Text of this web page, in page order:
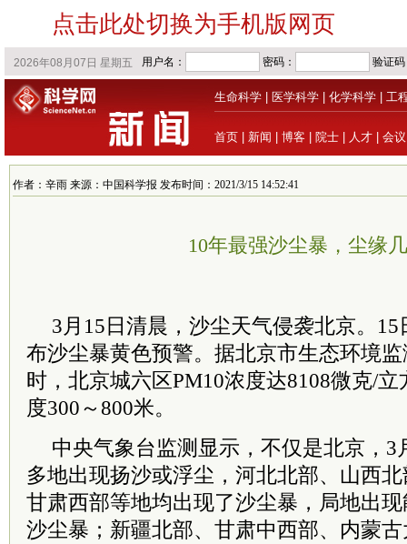
点击此处切换为手机版网页
生命科学 医学科学 化学科学 工
首页 新闻 博客 院士 人才 会议
作者：辛雨 来源：中国科学报 发布时间：2021/3/15 14:52:41
10年最强沙尘暴，尘缘
3月15日清晨，沙尘天气侵袭北京。
布沙尘暴黄色预警。据北京市生态环境
时，北京城六区PM10浓度达8108微克/
度300～800米。
中央气象台监测显示，不仅是北京， 3
多地出现扬沙或浮尘，河北北部、山西
甘肃西部等地均出现了沙尘暴，局地出
沙尘暴；新疆北部、甘肃中西部、内蒙